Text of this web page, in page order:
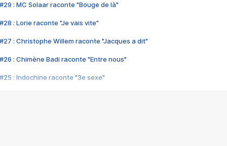
#29 : MC Solaar raconte "Bouge de là"
#28 : Lorie raconte "Je vais vite"
#27 : Christophe Willem raconte "Jacques a dit"
#26 : Chimène Badi raconte "Entre nous"
#25 : Indochine raconte "3e sexe"